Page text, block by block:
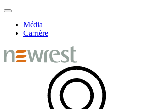
Média
Carrière